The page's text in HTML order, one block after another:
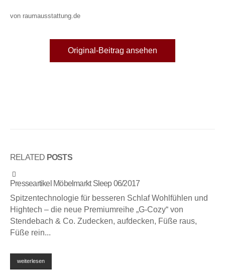
von raumausstattung.de
Original-Beitrag ansehen
RELATED POSTS
Presseartikel Möbelmarkt Sleep 06/2017
Spitzentechnologie für besseren Schlaf Wohlfühlen und
Hightech – die neue Premiumreihe „G-Cozy“ von
Stendebach & Co. Zudecken, aufdecken, Füße raus,
Füße rein...
weiterlesen